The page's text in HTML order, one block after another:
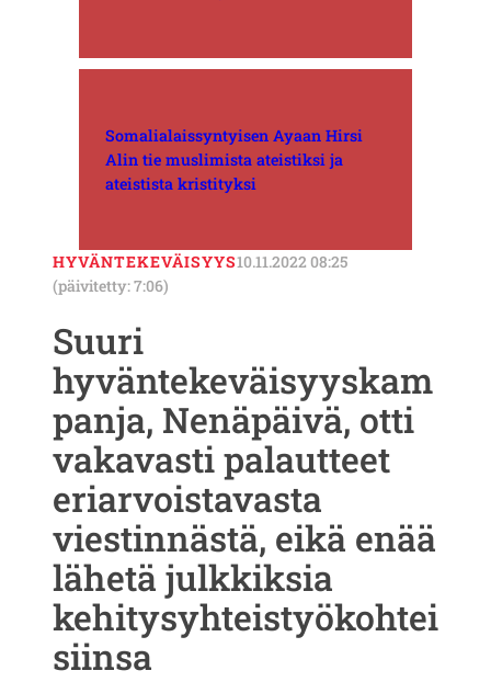
Somalialaissyntyisen Ayaan Hirsi
Alin tie muslimista ateistiksi ja
ateistista kristityksi
HYVÄNTEKEVÄISYYS10.11.2022 08:25
(päivitetty: 7:06)
Suuri
hyväntekeväisyyskam
panja, Nenäpäivä, otti
vakavasti palautteet
eriarvoistavasta
viestinnästä, eikä enää
lähetä julkkiksia
kehitysyhteistyökohtei
siinsa